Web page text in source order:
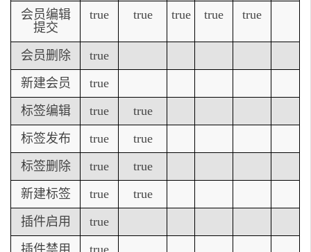
会员编辑
提交
true true true true true
会员删除
true
新建会员
true
标签编辑
true
true
标签发布
true
true
标签删除
true
true
新建标签
true
true
插件启用
true
插件禁用
true